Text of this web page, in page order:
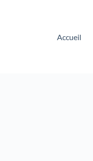
Accueil